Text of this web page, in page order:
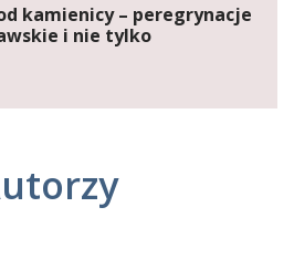
kamienicy – peregrynacje
i nie tylko